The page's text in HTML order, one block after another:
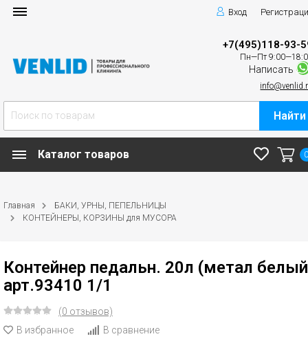
Вход
+7(495)118-93-
Пн—Пт
Написать
Найти
Каталог товаров
Главная
БАКИ, УРНЫ, ПЕПЕЛЬНИЦЫ
КОНТЕЙНЕРЫ, КОРЗИНЫ для МУСОРА
Контейнер педальн. 20л (метал
арт.93410 1/1
(0 отзывов)
В избранное
В сравнение